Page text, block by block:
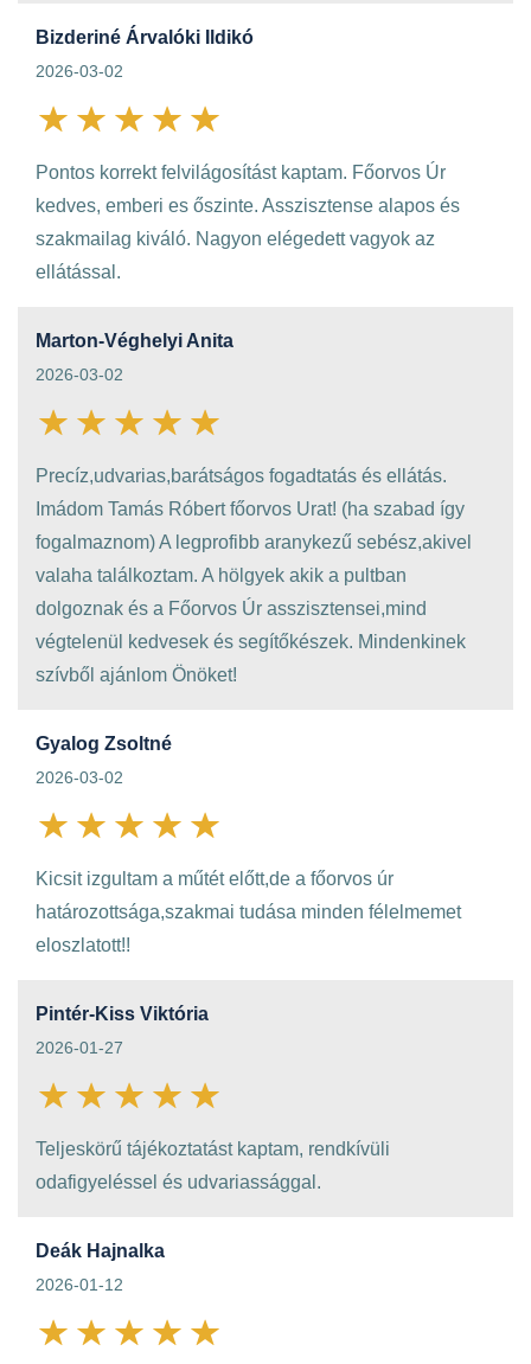
Bizderiné Árvalóki Ildikó
2026-03-02
Pontos korrekt felvilágosítást kaptam. Főorvos Úr
kedves, emberi es őszinte. Asszisztense alapos és
szakmailag kiváló. Nagyon elégedett vagyok az
ellátással.
Marton-Véghelyi Anita
2026-03-02
Precíz,udvarias,barátságos fogadtatás és ellátás.
Imádom Tamás Róbert főorvos Urat! (ha szabad így
fogalmaznom) A legprofibb aranykezű sebész,akivel
valaha találkoztam. A hölgyek akik a pultban
dolgoznak és a Főorvos Úr asszisztensei,mind
végtelenül kedvesek és segítőkészek. Mindenkinek
szívből ajánlom Önöket!
Gyalog Zsoltné
2026-03-02
Kicsit izgultam a műtét előtt,de a főorvos úr
határozottsága,szakmai tudása minden félelmemet
eloszlatott!!
Pintér-Kiss Viktória
2026-01-27
Teljeskörű tájékoztatást kaptam, rendkívüli
odafigyeléssel és udvariassággal.
Deák Hajnalka
2026-01-12